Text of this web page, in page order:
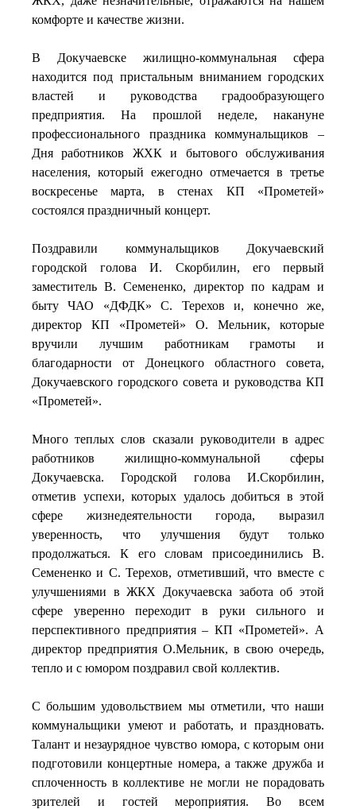
комфорте и качестве жизни.
В Докучаевске жилищно-коммунальная сфера
находится под пристальным вниманием городских
властей и руководства градообразующего
предприятия. На прошлой неделе, накануне
профессионального праздника коммунальщиков –
Дня работников ЖХК и бытового обслуживания
населения, который ежегодно отмечается в третье
воскресенье марта, в стенах КП «Прометей»
состоялся праздничный концерт.
Поздравили коммунальщиков Докучаевский
городской голова И. Скорбилин, его первый
заместитель В. Семененко, директор по кадрам и
быту ЧАО «ДФДК» С. Терехов и, конечно же,
директор КП «Прометей» О. Мельник, которые
вручили лучшим работникам грамоты и
благодарности от Донецкого областного совета,
Докучаевского городского совета и руководства КП
«Прометей».
Много теплых слов сказали руководители в адрес
работников жилищно-коммунальной сферы
Докучаевска. Городской голова И.Скорбилин,
отметив успехи, которых удалось добиться в этой
сфере жизнедеятельности города, выразил
уверенность, что улучшения будут только
продолжаться. К его словам присоединились В.
Семененко и С. Терехов, отметивший, что вместе с
улучшениями в ЖКХ Докучаевска забота об этой
сфере уверенно переходит в руки сильного и
перспективного предприятия – КП «Прометей». А
директор предприятия О.Мельник, в свою очередь,
тепло и с юмором поздравил свой коллектив.
С большим удовольствием мы отметили, что наши
коммунальщики умеют и работать, и праздновать.
Талант и незаурядное чувство юмора, с которым они
подготовили концертные номера, а также дружба и
сплоченность в коллективе не могли не порадовать
зрителей и гостей мероприятия. Во всем